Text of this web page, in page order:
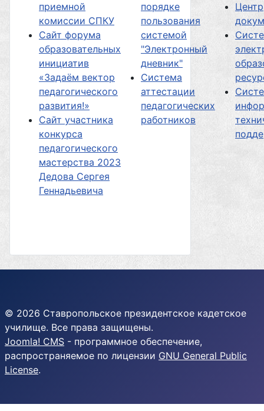
приемной
комиссии СПКУ
Сайт форума
образовательных
инициатив
«Задаём вектор
педагогического
развития!»
Сайт участника
конкурса
педагогического
мастерства 2023
Дедова Сергея
Геннадьевича
порядке
пользования
системой
"Электронный
дневник"
Система
аттестации
педагогических
работников
Центр
© 2026 Ставропольское президентское кадетское
училище. Все права защищены.
Joomla! CMS - программное обеспечение,
распространяемое по лицензии GNU General Public
License.